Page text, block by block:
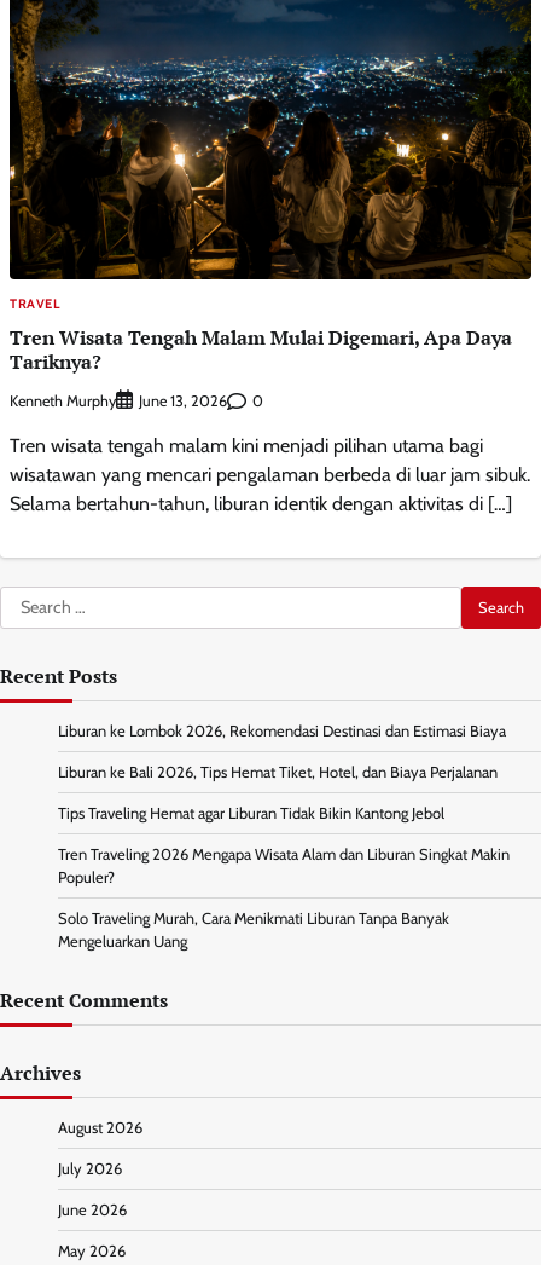
TRAVEL
Tren Wisata Tengah Malam Mulai Digemari, Apa Daya
Tariknya?
Kenneth Murphy June 13, 2026 0
Tren wisata tengah malam kini menjadi pilihan utama bagi
wisatawan yang mencari pengalaman berbeda di luar jam sibuk.
Selama bertahun-tahun, liburan identik dengan aktivitas di […]
Search
for:
Recent Posts
Liburan ke Lombok 2026, Rekomendasi Destinasi dan Estimasi Biaya
Liburan ke Bali 2026, Tips Hemat Tiket, Hotel, dan Biaya Perjalanan
Tips Traveling Hemat agar Liburan Tidak Bikin Kantong Jebol
Tren Traveling 2026 Mengapa Wisata Alam dan Liburan Singkat Makin
Populer?
Solo Traveling Murah, Cara Menikmati Liburan Tanpa Banyak
Mengeluarkan Uang
Recent Comments
Archives
August 2026
July 2026
June 2026
May 2026